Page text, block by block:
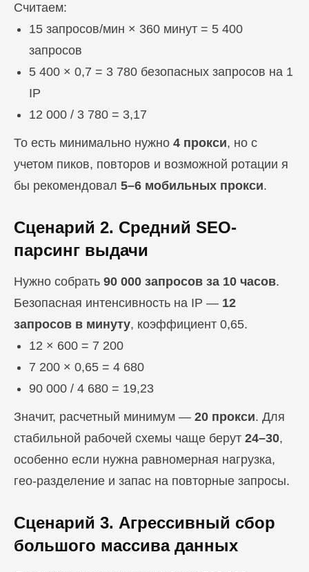
Считаем:
15 запросов/мин × 360 минут = 5 400
запросов
5 400 × 0,7 = 3 780 безопасных запросов на 1
IP
12 000 / 3 780 = 3,17
То есть минимально нужно 4 прокси, но с
учетом пиков, повторов и возможной ротации я
бы рекомендовал 5–6 мобильных прокси.
Сценарий 2. Средний SEO-
парсинг выдачи
Нужно собрать 90 000 запросов за 10 часов.
Безопасная интенсивность на IP — 12
запросов в минуту, коэффициент 0,65.
12 × 600 = 7 200
7 200 × 0,65 = 4 680
90 000 / 4 680 = 19,23
Значит, расчетный минимум — 20 прокси. Для
стабильной рабочей схемы чаще берут 24–30,
особенно если нужна равномерная нагрузка,
гео-разделение и запас на повторные запросы.
Сценарий 3. Агрессивный сбор
большого массива данных